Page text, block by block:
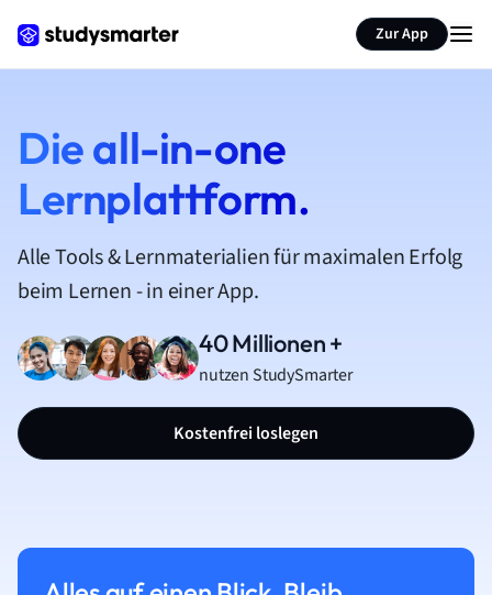
Zur App
Die all-in-one
Lernplattform.
Alle Tools & Lernmaterialien für maximalen Erfolg
beim Lernen - in einer App.
40 Millionen +
nutzen StudySmarter
Kostenfrei loslegen